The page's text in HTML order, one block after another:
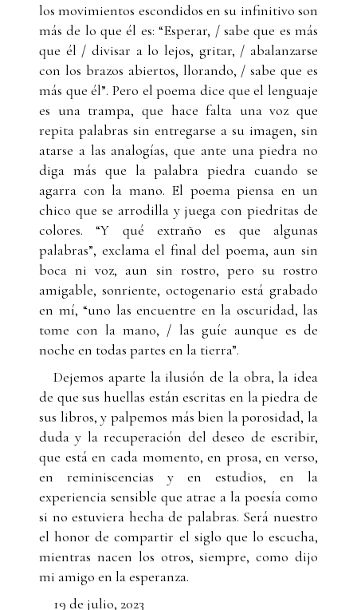
los movimientos escondidos en su infinitivo son
más de lo que él es: “Esperar, / sabe que es más
que él / divisar a lo lejos, gritar, / abalanzarse
con los brazos abiertos, llorando, / sabe que es
más que él”. Pero el poema dice que el lenguaje
es una trampa, que hace falta una voz que
repita palabras sin entregarse a su imagen, sin
atarse a las analogías, que ante una piedra no
diga más que la palabra piedra cuando se
agarra con la mano. El poema piensa en un
chico que se arrodilla y juega con piedritas de
colores. “Y qué extraño es que algunas
palabras”, exclama el final del poema, aun sin
boca ni voz, aun sin rostro, pero su rostro
amigable, sonriente, octogenario está grabado
en mí, “uno las encuentre en la oscuridad, las
tome con la mano, / las guíe aunque es de
noche en todas partes en la tierra”.
Dejemos aparte la ilusión de la obra, la idea
de que sus huellas están escritas en la piedra de
sus libros, y palpemos más bien la porosidad, la
duda y la recuperación del deseo de escribir,
que está en cada momento, en prosa, en verso,
en reminiscencias y en estudios, en la
experiencia sensible que atrae a la poesía como
si no estuviera hecha de palabras. Será nuestro
el honor de compartir el siglo que lo escucha,
mientras nacen los otros, siempre, como dijo
mi amigo en la esperanza.
19 de julio, 2023